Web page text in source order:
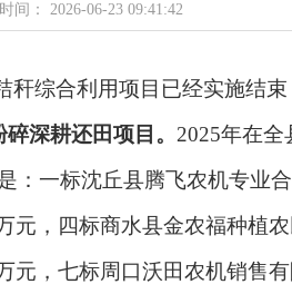
时间： 2026-06-23 09:41:42
秆综合利用项目已经实施结
深耕还田项目。 2025年在
：一标沈丘县腾飞农机专业
元，四标商水县金农福种植
元，七标周口沃田农机销售